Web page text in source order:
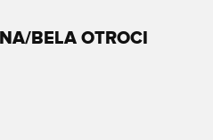
BELA OTROCI